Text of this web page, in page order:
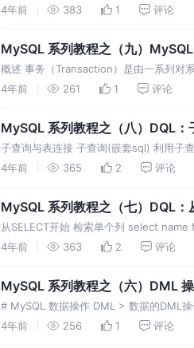
因此在创建索引时要考虑到磁盘空间是否
4年前 383 1 评论
MySQL 系列教程之（九）
概述 事务（Transaction）是由一系列对
务并发问题 事务隔离级别 不同隔离级别
4年前 261 1 评论
MySQL 系列教程之（八）DQL：
子查询与表连接 子查询(嵌套sql) 利用子
存储一行。 各订单的物品存储在相关的
4年前 365 2 评论
MySQL 系列教程之（七）DQL
从SELECT开始 检索单个列 select
4年前
363 2 评论
MySQL 系列教程之（六）DML
# MySQL 数据操作 DML > 数据的DML
values(值列表...);
4年前 256 1 评论